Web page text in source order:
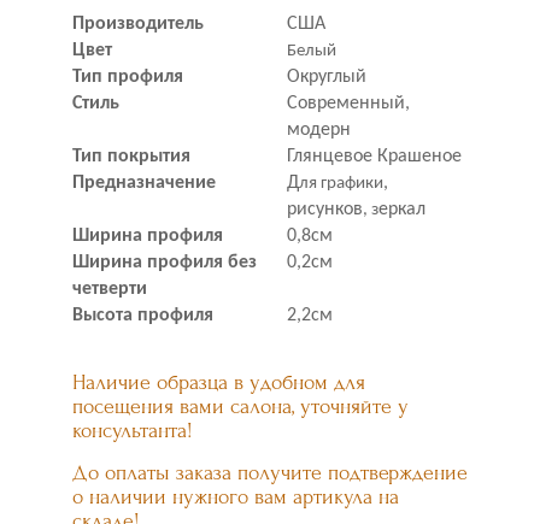
Производитель
США
Цвет
Белый
Тип профиля
Округлый
Стиль
Современный,
модерн
Тип покрытия
Глянцевое Крашеное
Предназначение
Для графики,
рисунков, зеркал
Ширина профиля
0,8см
Ширина профиля без
четверти
0,2см
Высота профиля 2,2см
Наличие образца в удобном для
посещения вами салона, уточняйте у
консультанта!
До оплаты заказа получите подтверждение
о наличии нужного вам артикула на